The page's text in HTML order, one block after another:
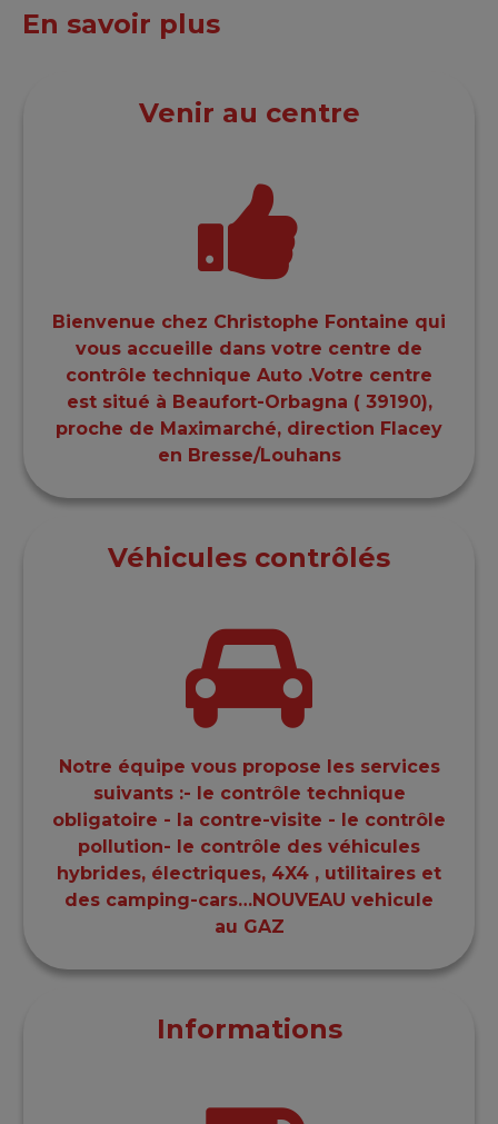
En savoir plus
Venir au centre
Bienvenue chez Christophe Fontaine qui
vous accueille dans votre centre de
contrôle technique Auto .Votre centre
est situé à Beaufort-Orbagna ( 39190),
proche de Maximarché, direction Flacey
en Bresse/Louhans
Véhicules contrôlés
Notre équipe vous propose les services
suivants :- le contrôle technique
obligatoire - la contre-visite - le contrôle
pollution- le contrôle des véhicules
hybrides, électriques, 4X4 , utilitaires et
des camping-cars…NOUVEAU vehicule
au GAZ
Informations